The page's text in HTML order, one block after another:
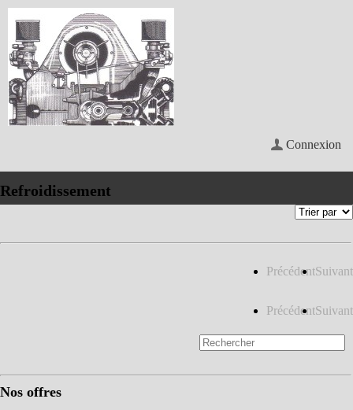
Connexion
Refroidissement
PrécédentSuivant
PrécédentSuivant
Nos offres